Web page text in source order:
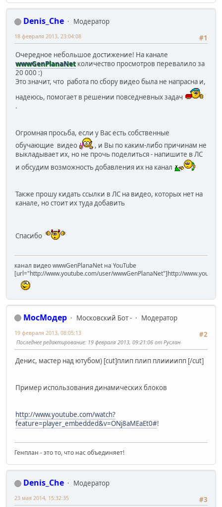
Denis_Che
Модератор
#1
18 февраля 2013, 23:04:08
Очередное небольшое достижение! На канале
wwwGenPlanaNetколичество просмотров перевалило за
20 000 :)
Это значит, что работа по сбору видео была не напрасна и,
надеюсь, помогает в решении повседневных задач
.
Огромная просьба, если у Вас есть собственные
обучающие видео
, и Вы по каким-либо причинам не
выкладывает их, но не прочь поделиться - напишите в ЛС
и обсудим возможность добавления их на канал
Также прошу кидать ссылки в ЛС на видео, которых нет на
канале, но стоит их туда добавить
Спасибо
канал видео wwwGenPlanaNet на YouTube
[url="http://www.youtube.com/user/wwwGenPlanaNet"]http://
МосМодер Московский Бот -
Модератор
#2
19 февраля 2013, 08:05:13
Последнее редактирование: 19 февраля 2013, 09:21:06 от Руслан
Денис, мастер над ютубом) [cut]плип плип плиииипп [/cut]
Пример использования динамических блоков
http://www.youtube.com/watch?
feature=player_embedded&v=ONj8aMEaEt0#!
Генплан - это то, что нас объединяет!
Denis_Che
Модератор
#3
23 мая 2014, 15:32:35